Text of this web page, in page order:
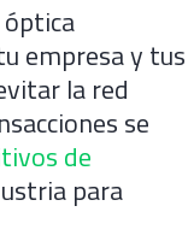
empresa y tus
la red
se
de
para